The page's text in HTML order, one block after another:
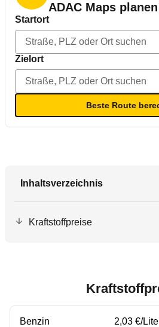
Gut zu wissen
ADAC Maps
Startort
Zielort
Beste Route
Inhaltsverzeichnis
Kraftstoffpreise
Benzin
2,03 €/